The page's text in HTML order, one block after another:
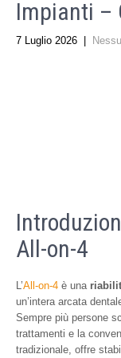
Impianti –
7 Luglio 2026 |
All-on-4
L’All-on-4 è una
un’intera arcata
Sempre più persone
trattamenti e la
tradizionale, offre